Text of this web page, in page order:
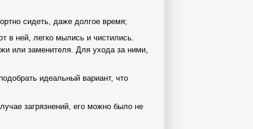
сидеть, даже долгое время;
в ней, легко мылись и чистились.
или заменителя. Для ухода за ними,
идеальный вариант, что
загрязнений, его можно было не